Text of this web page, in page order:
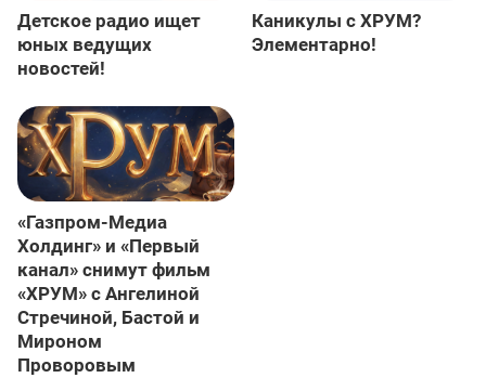
Детское радио ищет
юных ведущих
новостей!
Каникулы с ХРУМ?
Элементарно!
«Газпром-Медиа
Холдинг» и «Первый
канал» снимут фильм
«ХРУМ» с Ангелиной
Стречиной, Бастой и
Мироном
Проворовым